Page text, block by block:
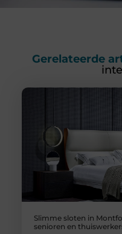
Gerelateerde
Slimme sloten in
senioren en